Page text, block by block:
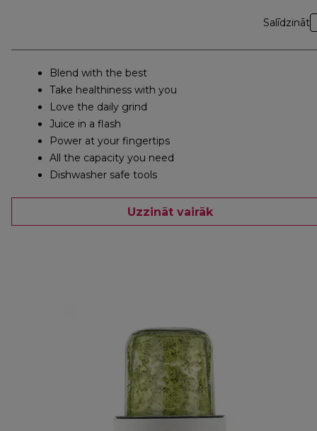
Salīdzināt
Blend with the best
Take healthiness with you
Love the daily grind
Juice in a flash
Power at your fingertips
All the capacity you need
Dishwasher safe tools
Uzzināt vairāk